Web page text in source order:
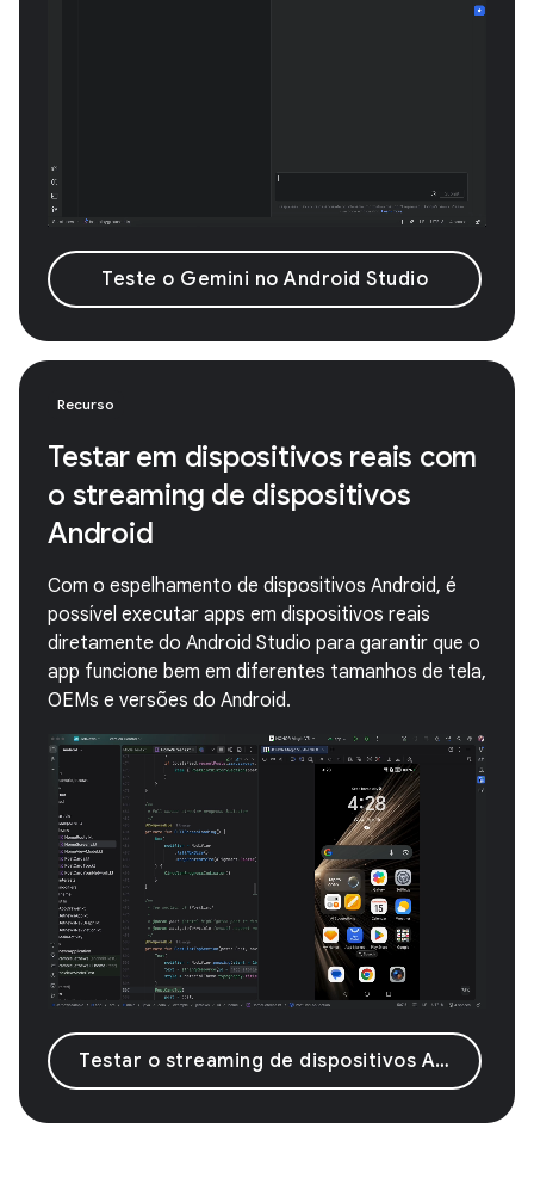
Teste o Gemini no Android Studio
Recurso
Testar em dispositivos reais com
o streaming de dispositivos
Android
Com o espelhamento de dispositivos Android, é
possível executar apps em dispositivos reais
diretamente do Android Studio para garantir que o
app funcione bem em diferentes tamanhos de tela,
OEMs e versões do Android.
Testar o streaming de dispositivos Android